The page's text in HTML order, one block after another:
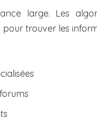
large. Les
trouver les